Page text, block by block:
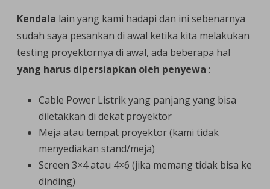
Kendala lain yang kami hadapi dan ini sebenarnya
sudah saya pesankan di awal ketika kita melakukan
testing proyektornya di awal, ada beberapa hal
yang harus dipersiapkan oleh penyewa :
Cable Power Listrik yang panjang yang bisa
diletakkan di dekat proyektor
Meja atau tempat proyektor (kami tidak
menyediakan stand/meja)
Screen 3×4 atau 4×6 (jika memang tidak bisa ke
dinding)